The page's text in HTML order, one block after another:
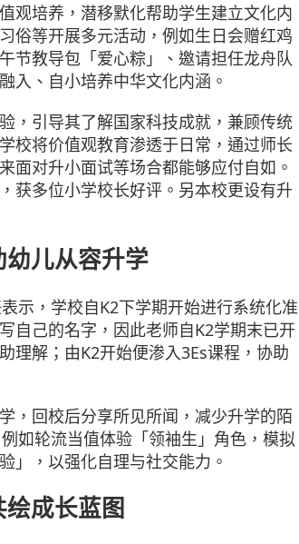
观培养，潜移默化帮助学生建立文化内
俗等开展多元活动，例如生日会赠红鸡
节教导包「爱心粽」、邀请担任龙舟队
入、自小培养中华文化内涵。
，引导其了解国家科技成就，兼顾传统
校将价值观教育渗透于日常，通过师长
面对升小面试等场合都能够应付自如。
获多位小学校长好评。另本校更设有升
儿从容升学
示，学校自K2下学期开始进行系统化准
自己的名字，因此老师自K2学期末已开
理解；由K2开始便渗入3Es课程，协助
，回校后分享所见所闻，减少升学的陌
如轮流当值体验「领袖生」角色，模拟
」，以强化自理与社交能力。
成长蓝图